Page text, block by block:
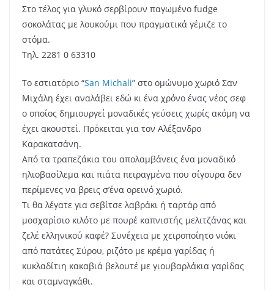
Στο τέλος για γλυκό σερβίρουν παγωμένο fudge
σοκολάτας με λουκούμι που πραγματικά γέμιζε το
στόμα.
Τηλ. 2281 0 63310
Το εστιατόριο “San Michali” στο ομώνυμο χωριό Σαν
Μιχάλη έχει αναλάβει εδώ κι ένα χρόνο ένας νέος σεφ
ο οποίος δημιουργεί μοναδικές γεύσεις χωρίς ακόμη να
έχει ακουστεί. Πρόκειται για τον Αλέξανδρο
Καρακατσάνη.
Από τα τραπεζάκια του απολαμβάνεις ένα μοναδικό
ηλιοβασίλεμα και πιάτα πειραγμένα που σίγουρα δεν
περίμενες να βρεις σ’ένα ορεινό χωριό.
Τι θα λέγατε για σεβίτσε λαβράκι ή ταρτάρ από
μοσχαρίσιο κιλότο με πουρέ καπνιστής μελιτζάνας και
ζελέ ελληνικού καφέ? Συνέχεια με χειροποίητο νιόκι
από πατάτες Σύρου, ριζότο με κρέμα γαρίδας ή
κυκλαδίτιη κακαβιά βελουτέ με γιουβαρλάκια γαρίδας
και σταμναγκάθι.